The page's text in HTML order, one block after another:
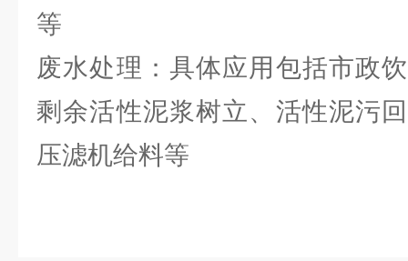
等
废水处理：具体应用包括市政
剩余活性泥浆树立、活性泥污
压滤机给料等